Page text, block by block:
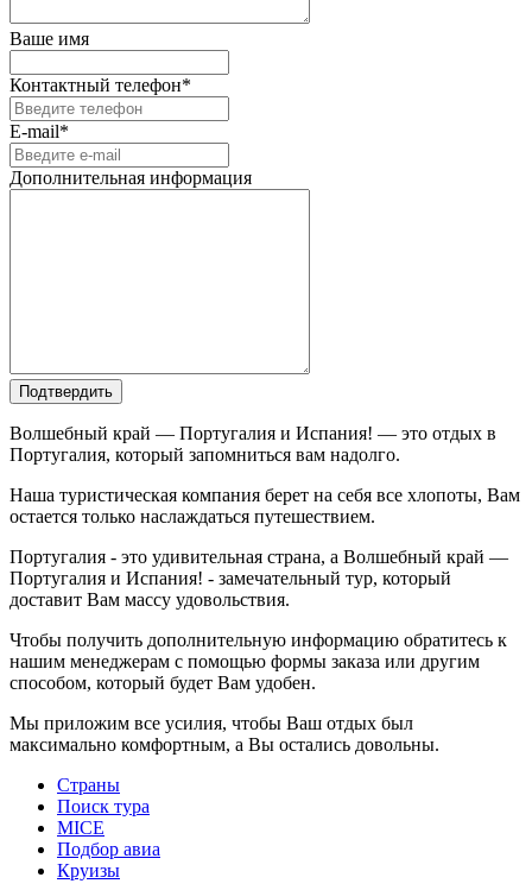
Ваше имя
Контактный телефон*
E-mail*
Дополнительная информация
Подтвердить
Волшебный край — Португалия и Испания! — это отдых в
Португалия, который запомниться вам надолго.
Наша туристическая компания берет на себя все хлопоты, Вам
остается только наслаждаться путешествием.
Португалия - это удивительная страна, а Волшебный край —
Португалия и Испания! - замечательный тур, который
доставит Вам массу удовольствия.
Чтобы получить дополнительную информацию обратитесь к
нашим менеджерам с помощью формы заказа или другим
способом, который будет Вам удобен.
Мы приложим все усилия, чтобы Ваш отдых был
максимально комфортным, а Вы остались довольны.
Страны
Поиск тура
MICE
Подбор авиа
Круизы